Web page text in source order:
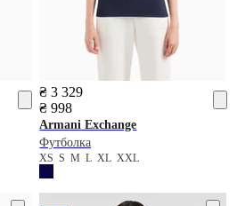
₴ 3 329
₴ 998
Armani Exchange
Футболка
XSSMLXLXXL